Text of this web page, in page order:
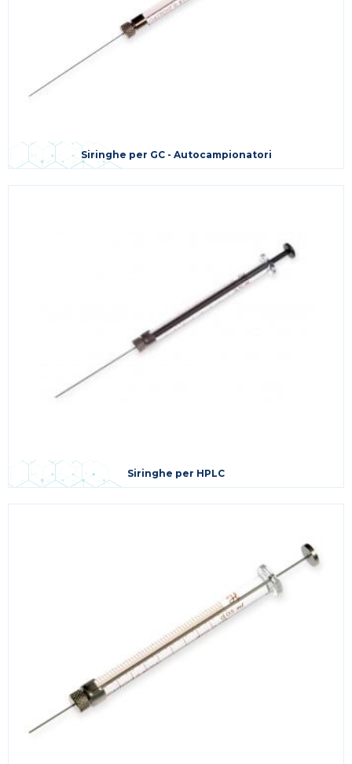
Siringhe per GC - Autocampionatori
Siringhe per HPLC